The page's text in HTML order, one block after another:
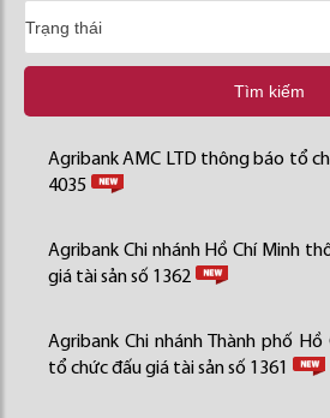
Tìm kiếm
Agribank AMC LTD thông báo tổ
4035
Agribank Chi nhánh Hồ Chí Minh
giá tài sản số 1362
Agribank Chi nhánh Thành phố
tổ chức đấu giá tài sản số 1361